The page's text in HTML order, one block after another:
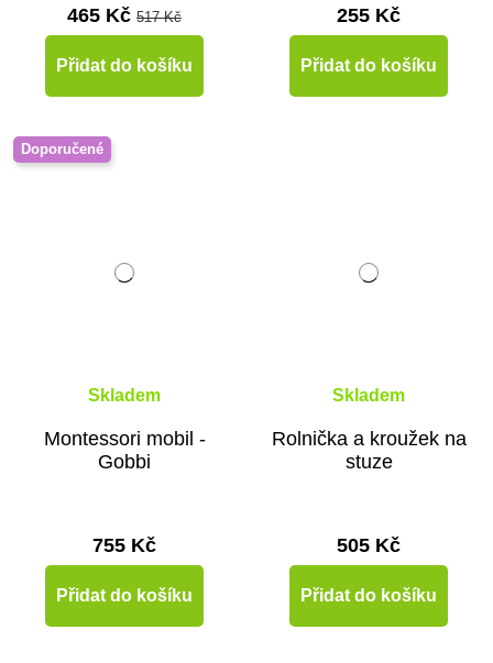
465 Kč 517 Kč
Přidat do košíku
255 Kč
Přidat do košíku
Doporučené
Skladem
Montessori mobil -
Gobbi
755 Kč
Přidat do košíku
Skladem
Rolnička a kroužek na
stuze
505 Kč
Přidat do košíku